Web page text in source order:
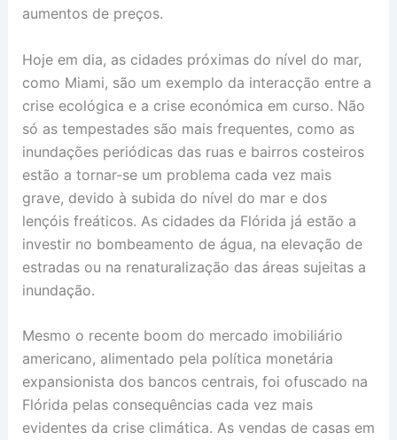
aumentos de preços.
Hoje em dia, as cidades próximas do nível do mar,
como Miami, são um exemplo da interacção entre a
crise ecológica e a crise económica em curso. Não
só as tempestades são mais frequentes, como as
inundações periódicas das ruas e bairros costeiros
estão a tornar-se um problema cada vez mais
grave, devido à subida do nível do mar e dos
lençóis freáticos. As cidades da Flórida já estão a
investir no bombeamento de água, na elevação de
estradas ou na renaturalização das áreas sujeitas a
inundação.
Mesmo o recente boom do mercado imobiliário
americano, alimentado pela política monetária
expansionista dos bancos centrais, foi ofuscado na
Flórida pelas consequências cada vez mais
evidentes da crise climática. As vendas de casas em